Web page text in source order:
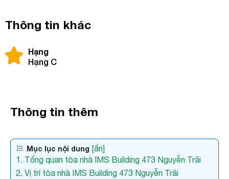
Thông tin khác
Hạng
Hạng C
Thông tin thêm
Mục lục nội dung [ẩn]
1. Tổng quan tòa nhà IMS Building 473 Nguyễn Trãi
2. Vị trí tòa nhà IMS Building 473 Nguyễn Trãi